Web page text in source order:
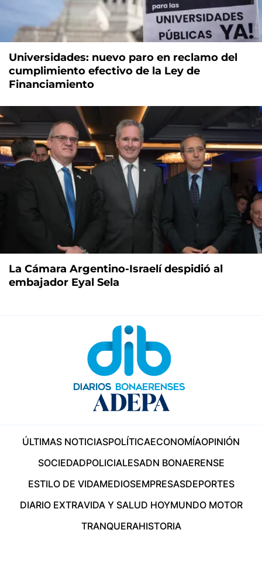
Universidades: nuevo paro en reclamo del
cumplimiento efectivo de la Ley de
Financiamiento
La Cámara Argentino-Israelí despidió al
embajador Eyal Sela
ÚLTIMAS NOTICIASPOLÍTICAECONOMÍAOPINIÓN
SOCIEDADPOLICIALESADN BONAERENSE
ESTILO DE VIDAMEDIOSEMPRESASDEPORTES
DIARIO EXTRAVIDA Y SALUD HOYMUNDO MOTOR
TRANQUERAHISTORIA